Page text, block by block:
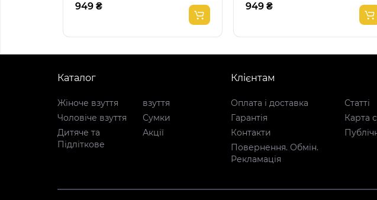
949 ₴ 949 ₴
Каталог
Жіноче взуття
Чоловіче взуття
Дитяче та
Підліткове
взуття
Сумки
Акції
Клієнтам
Оплата і доставка
Гарантія
Контакти
Повернення. Обмін.
Рекламація
Статті
Карта